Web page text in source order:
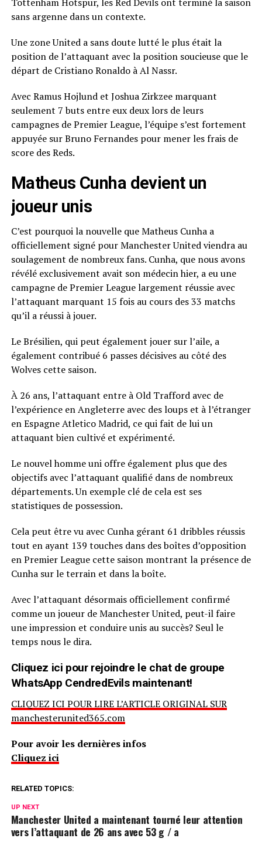
sans argenne dans un contexte.
Une zone United a sans doute lutté le plus était la
position de l’attaquant avec la position soucieuse que le
départ de Cristiano Ronaldo à Al Nassr.
Avec Ramus Hojlund et Joshua Zirkzee marquant
seulement 7 buts entre eux deux lors de leurs
campagnes de Premier League, l’équipe s’est fortement
appuyée sur Bruno Fernandes pour mener les frais de
score des Reds.
Matheus Cunha devient un
joueur unis
C’est pourquoi la nouvelle que Matheus Cunha a
officiellement signé pour Manchester United viendra au
soulagement de nombreux fans. Cunha, que nous avons
révélé exclusivement avait son médecin hier, a eu une
campagne de Premier League largement réussie avec
l’attaquant marquant 15 fois au cours des 33 matchs
qu’il a réussi à jouer.
Le Brésilien, qui peut également jouer sur l’aile, a
également contribué 6 passes décisives au côté des
Wolves cette saison.
À 26 ans, l’attaquant entre à Old Trafford avec de
l’expérience en Angleterre avec des loups et à l’étranger
en Espagne Atletico Madrid, ce qui fait de lui un
attaquant bien cultivé et expérimenté.
Le nouvel homme uni offre également plus que des
objectifs avec l’attaquant qualifié dans de nombreux
départements. Un exemple clé de cela est ses
statistiques de possession.
Cela peut être vu avec Cunha gérant 61 dribbles réussis
tout en ayant 139 touches dans des boîtes d’opposition
en Premier League cette saison montrant la présence de
Cunha sur le terrain et dans la boîte.
Avec l’attaquant désormais officiellement confirmé
comme un joueur de Manchester United, peut-il faire
une impression et conduire unis au succès? Seul le
temps nous le dira.
Cliquez ici pour rejoindre le chat de groupe
WhatsApp CendredEvils maintenant!
CLIQUEZ ICI POUR LIRE L’ARTICLE ORIGINAL SUR
manchesterunited365.com
Pour avoir les dernières infos
Cliquez ici
RELATED TOPICS:
UP NEXT
Manchester United a maintenant tourné leur attention
vers l’attaquant de 26 ans avec 53 g / a